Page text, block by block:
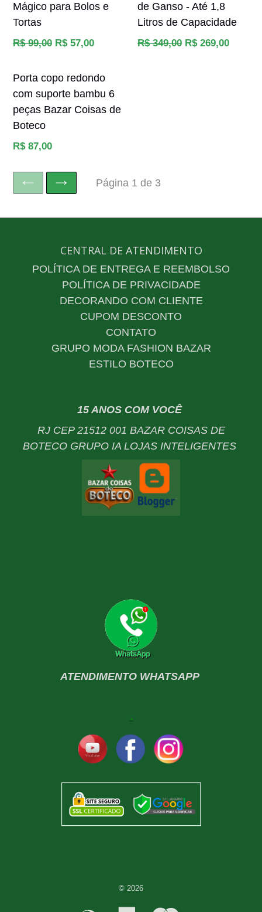
Mágico para Bolos e
Tortas
Preço
R$ 99,00 R$ 57,00
de Ganso - Até 1,8
Litros de Capacidade
Preço
R$ 349,00 R$ 269,00
Porta copo redondo
com suporte bambu 6
peças Bazar Coisas de
Boteco
Preço
R$ 87,00
ANTERIORSEGUINTE
Página 1 de 3
CENTRAL DE ATENDIMENTO
POLÍTICA DE ENTREGA E REEMBOLSO
POLÍTICA DE PRIVACIDADE
DECORANDO COM CLIENTE
CUPOM DESCONTO
CONTATO
GRUPO MODA FASHION BAZAR
ESTILO BOTECO
15 ANOS COM VOCÊ
RJ CEP 21512 001 BAZAR COISAS DE
BOTECO GRUPO IA LOJAS INTELIGENTES
ATENDIMENTO WHATSAPP
© 2026